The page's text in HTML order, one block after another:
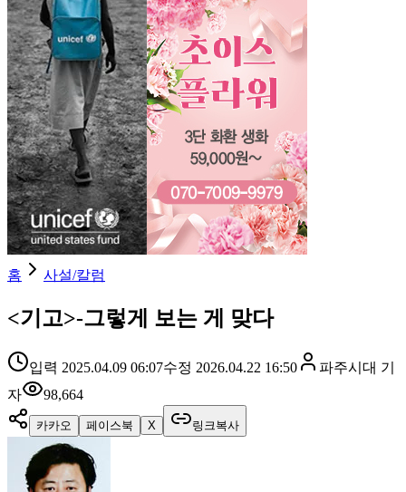
홈 사설/칼럼
<기고>-그렇게 보는 게 맞다
입력 2025.04.09 06:07수정 2026.04.22 16:50 파주시대 기
자
98,664
카카오 페이스북 X 링크복사